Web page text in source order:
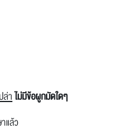
ล่าไม่มีข้อผูกมัดใดๆ
แล้ว